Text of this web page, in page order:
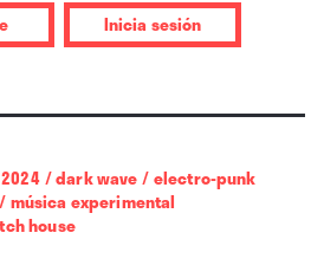
Rusia. ¿Existe una relación
y las crisis político-sociales?
Inicia sesión
2024 /dark wave /electro-punk
/música experimental
house